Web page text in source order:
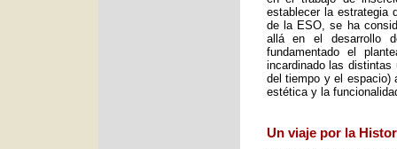
establecer la estrategia
de la ESO, se ha
allá en el desarrollo
fundamentado el
incardinado las
del tiempo y el espacio)
estética y la
Un viaje por la